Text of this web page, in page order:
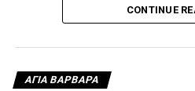
CONTINUE
ΑΓΙΑ ΒΑΡΒΑΡΑ